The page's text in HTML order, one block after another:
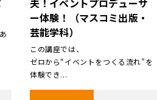
ー体験！（マスコミ出版・
芸能学科）
この講座では、
ゼロから“イベントをつくる流れ”を
体験でき...